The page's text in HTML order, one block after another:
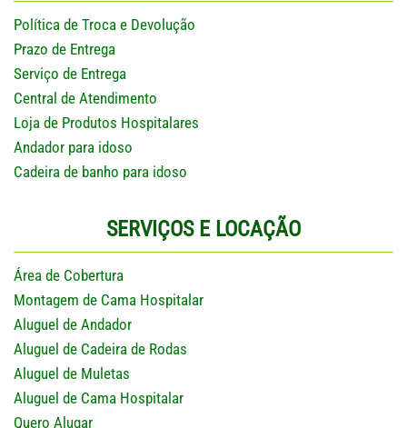
Política de Troca e Devolução
Prazo de Entrega
Serviço de Entrega
Central de Atendimento
Loja de Produtos Hospitalares
Andador para idoso
Cadeira de banho para idoso
SERVIÇOS E LOCAÇÃO
Área de Cobertura
Montagem de Cama Hospitalar
Aluguel de Andador
Aluguel de Cadeira de Rodas
Aluguel de Muletas
Aluguel de Cama Hospitalar
Quero Alugar